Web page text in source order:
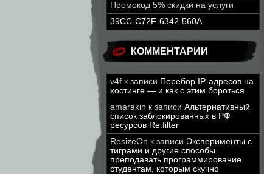
Промокод 5% скидки на услуги
39CC-C72F-6342-560A
КОММЕНТАРИИ
v4f к записи Перебор IP-адресов на
хостинге — и как с этим бороться
amarakin к записи Альтернативный
список заблокированных в РФ
ресурсов Re:filter
ResizeOn к записи Эксперименты с
тиграми и другие способы
преподавать программирование
студентам, которым скучно